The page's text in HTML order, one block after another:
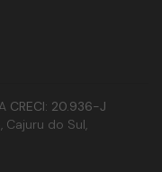
CRECI: 20.936-J
, Cajuru do Sul,